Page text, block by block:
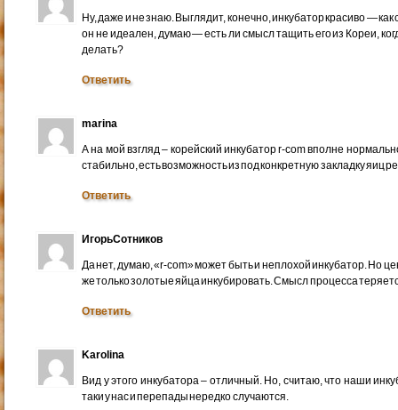
Ну, даже и не знаю. Выглядит, конечно, инкубатор красиво —
он не идеален, думаю — есть ли смысл тащить его из Кореи,
делать?
Ответить
marina
А на мой взгляд – корейский инкубатор r-com вполне
стабильно, есть возможность из под конкретную закладку яиц
Ответить
ИгорьСотников
Да нет, думаю, «r-com» может быть и неплохой инкубатор. Но
же только золотые яйца инкубировать. Смысл процесса
Ответить
Karolina
Вид у этого инкубатора – отличный. Но, считаю, что наши
таки у нас и перепады нередко случаются.